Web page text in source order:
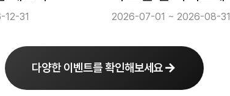
31 2026-07-01 ~ 2026-08-31
다양한 이벤트를 확인해보세요